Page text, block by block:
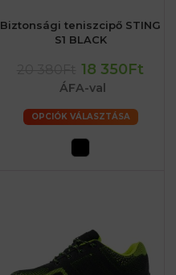
Biztonsági teniszcipő STING
S1 BLACK
18 350Ft
ÁFA-val
OPCIÓK VÁLASZTÁSA